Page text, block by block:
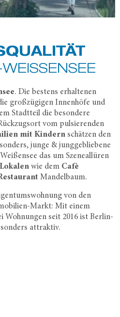
. Die bestens erhaltenen
großzügigen Innenhöfe und
Stadtteil die besondere
vom pulsierenden
mit Kindernschätzen den
junge & junggebliebene
das um Szeneallüren
Lokalenwie dem Cafè
Mandelbaum.
von den
Markt: Mit einem
Wohnungen seit 2016 ist Berlin-
attraktiv.